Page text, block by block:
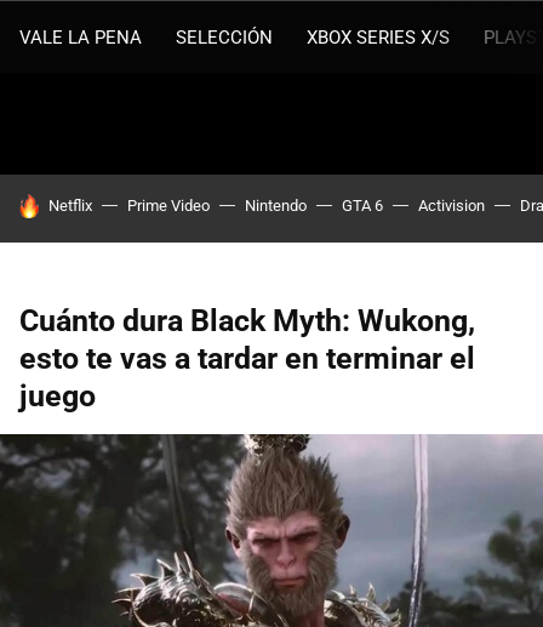
VALE LA PENA SELECCIÓN XBOX SERIES X/S
HOY SE HABLA DE
Netflix Prime Video Nintendo GTA 6 Activision
Cuánto dura Black Myth: Wukong,
esto te vas a tardar en terminar el
juego